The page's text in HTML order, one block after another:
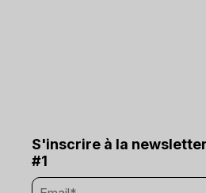
S'inscrire à la
#1